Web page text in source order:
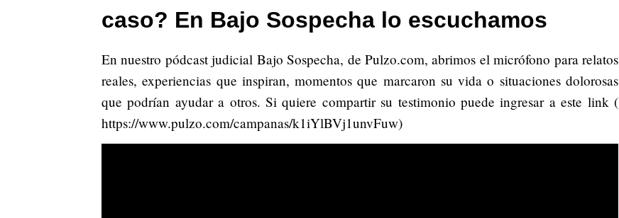
caso? En Bajo Sospecha lo escuchamos
En nuestro pódcast judicial Bajo Sospecha, de Pulzo.com, abrimos el micrófono para relatos
reales, experiencias que inspiran, momentos que marcaron su vida o situaciones dolorosas
que podrían ayudar a otros. Si quiere compartir su testimonio puede ingresar a este link (
https://www.pulzo.com/campanas/k1iYlBVj1unvFuw)